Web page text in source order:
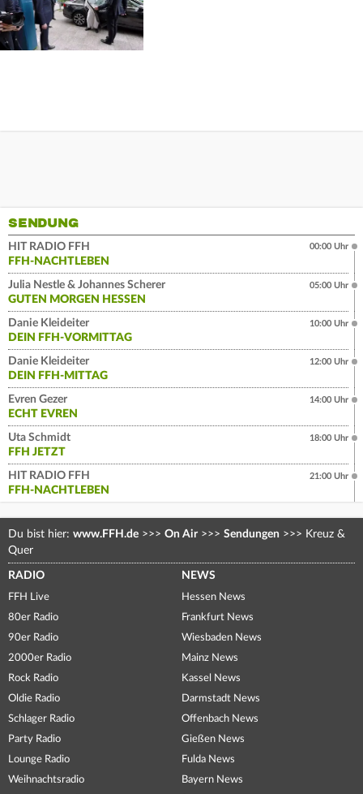
SENDUNG
HIT RADIO FFH
FFH-NACHTLEBEN
00:00 Uhr
Julia Nestle & Johannes Scherer
GUTEN MORGEN HESSEN
05:00 Uhr
Danie Kleideiter
DEIN FFH-VORMITTAG
10:00 Uhr
Danie Kleideiter
DEIN FFH-MITTAG
12:00 Uhr
Evren Gezer
ECHT EVREN
14:00 Uhr
Uta Schmidt
FFH JETZT
18:00 Uhr
HIT RADIO FFH
FFH-NACHTLEBEN
21:00 Uhr
Du bist hier: www.FFH.de >>> On Air >>> Sendungen >>> Kreuz &
Quer
RADIO
FFH Live
80er Radio
90er Radio
2000er Radio
Rock Radio
Oldie Radio
Schlager Radio
Party Radio
Lounge Radio
Weihnachtsradio
NEWS
Hessen News
Frankfurt News
Wiesbaden News
Mainz News
Kassel News
Darmstadt News
Offenbach News
Gießen News
Fulda News
Bayern News